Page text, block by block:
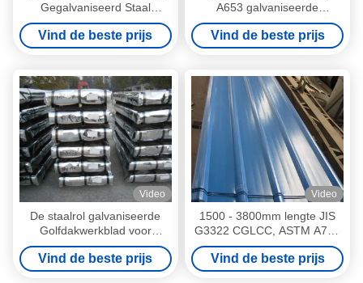
Gegalvaniseerd Staal
Golfdakcomité
Vind de beste prijs
A653 galvaniseerde
Golfdakwerkbladen
Vind de beste prijs
Video
De staalrol galvaniseerde
Golfdakwerkblad voor
Bouwmateriaal
Vind de beste prijs
Video
1500 - 3800mm lengte JIS
G3322 CGLCC, ASTM A792
vooraf gelakte gegolfd stalen
dak bladen
Vind de beste prijs